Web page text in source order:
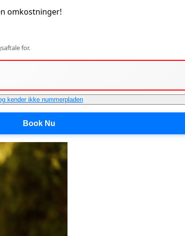
omkostninger!
for.
kender ikke nummerpladen
Book Nu